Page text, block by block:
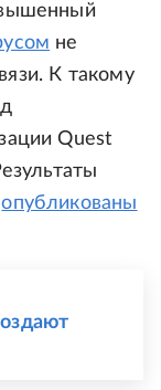
не
К такому
Quest
опубликованы